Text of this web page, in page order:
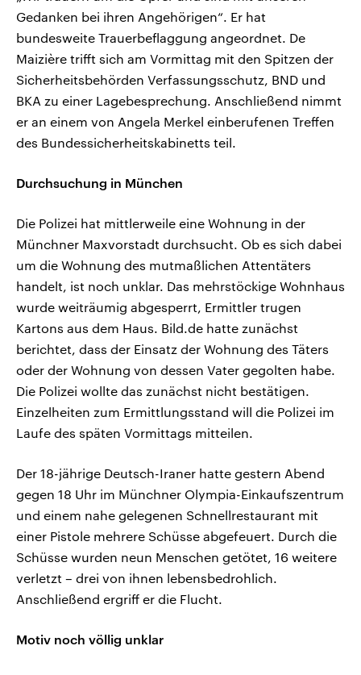
Gedanken bei ihren Angehörigen“. Er hat
bundesweite Trauerbeflaggung angeordnet. De
Maizière trifft sich am Vormittag mit den Spitzen der
Sicherheitsbehörden Verfassungsschutz, BND und
BKA zu einer Lagebesprechung. Anschließend nimmt
er an einem von Angela Merkel einberufenen Treffen
des Bundessicherheitskabinetts teil.
Durchsuchung in München
Die Polizei hat mittlerweile eine Wohnung in der
Münchner Maxvorstadt durchsucht. Ob es sich dabei
um die Wohnung des mutmaßlichen Attentäters
handelt, ist noch unklar. Das mehrstöckige Wohnhaus
wurde weiträumig abgesperrt, Ermittler trugen
Kartons aus dem Haus. Bild.de hatte zunächst
berichtet, dass der Einsatz der Wohnung des Täters
oder der Wohnung von dessen Vater gegolten habe.
Die Polizei wollte das zunächst nicht bestätigen.
Einzelheiten zum Ermittlungsstand will die Polizei im
Laufe des späten Vormittags mitteilen.
Der 18-jährige Deutsch-Iraner hatte gestern Abend
gegen 18 Uhr im Münchner Olympia-Einkaufszentrum
und einem nahe gelegenen Schnellrestaurant mit
einer Pistole mehrere Schüsse abgefeuert. Durch die
Schüsse wurden neun Menschen getötet, 16 weitere
verletzt – drei von ihnen lebensbedrohlich.
Anschließend ergriff er die Flucht.
Motiv noch völlig unklar